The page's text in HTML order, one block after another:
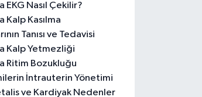
EKG Nasıl Çekilir?
Kalp Kasılma
Tanısı ve Tedavisi
Kalp Yetmezliği
Ritim Bozukluğu
İntrauterin Yönetimi
ve Kardiyak Nedenler